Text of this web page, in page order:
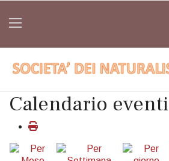
Calendario eventi